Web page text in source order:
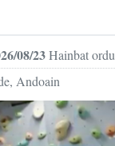
08/23Hainbat ordu
Andoain